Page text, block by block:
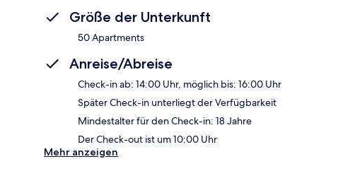
Größe der Unterkunft
50 Apartments
Anreise/Abreise
Check-in ab: 14:00 Uhr, möglich bis: 16:00 Uhr
Später Check-in unterliegt der Verfügbarkeit
Mindestalter für den Check-in: 18 Jahre
Der Check-out ist um 10:00 Uhr
Mehr anzeigen